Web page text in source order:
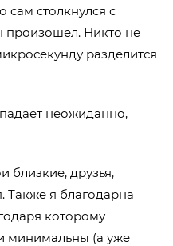
сам столкнулся с
произошел. Никто не
разделится
неожиданно,
близкие, друзья,
я благодарна
которому
минимальны (а уже